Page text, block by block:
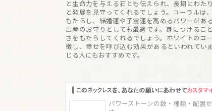
と生命力を与える石とも伝えられ、長期にわた
と発展を見守ってくれるでしょう。コーラルは
もたらし、結婚運や子宝運を高めるパワーがあ
出産のお守りとしても最適です。身につけるこ
さをもたらしてくれるでしょう。ホワイトのコ
徴し、幸せを呼び込む効果があるといわれてい
じる人にもおすすめです。
パワーストーンの数・種類・配置